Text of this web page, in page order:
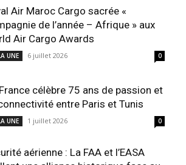
Air Maroc Cargo sacrée «
de l’année – Afrique » aux
Air Cargo Awards
UNE 6 juillet 2026 0
célèbre 75 ans de passion et
entre Paris et Tunis
UNE 1 juillet 2026 0
aérienne : La FAA et l’EASA